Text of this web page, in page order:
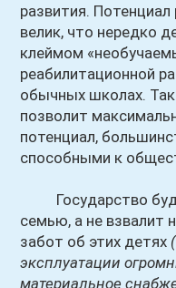
развития.
велик, что нередко
клеймом
реабилитационной
обычных школах.
позволит
потенциал,
способными к
Государство
семью, а не взвалит
забот об этих детях
эксплуатации
материальное